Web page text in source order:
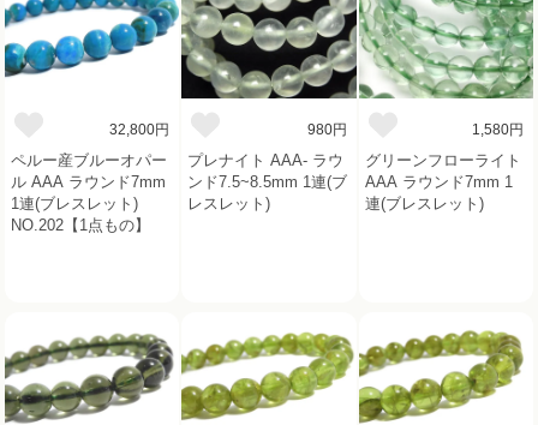
32,800円
ペルー産ブルーオパー
ル AAA ラウンド7mm
1連(ブレスレット)
NO.202【1点もの】
980円
プレナイト AAA- ラウ
ンド7.5~8.5mm 1連(ブ
レスレット)
1,580円
グリーンフローライト
AAA ラウンド7mm 1
連(ブレスレット)